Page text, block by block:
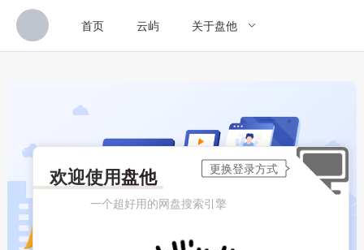
首页 云屿 关于盘他
欢迎使用盘他
一个超好用的网盘搜索引擎